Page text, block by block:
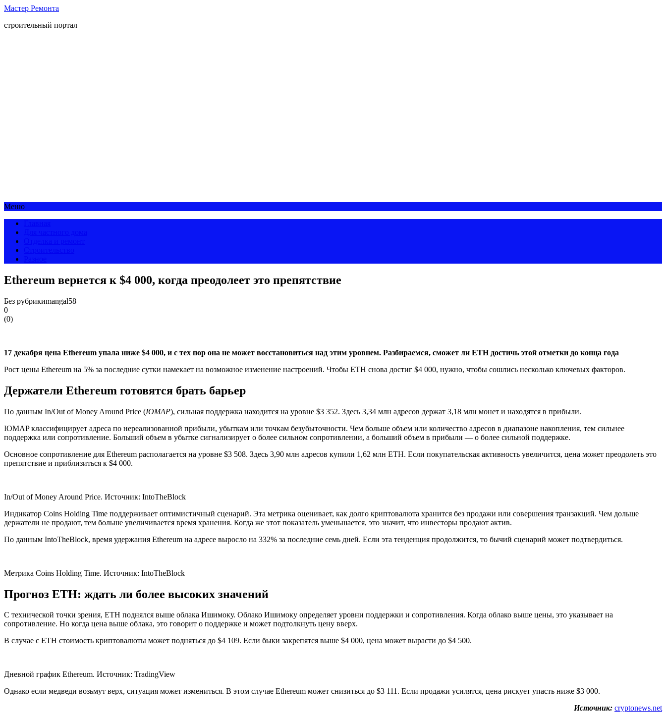
Мастер Ремонта
строительный портал
Меню
Ethereum вернется к $4 000, когда преодолеет это препятствие
Без рубрикиmangal58
0
(0)
17 декабря цена Ethereum упала ниже $4 000, и с тех пор она не может восстановиться над этим уровнем. Разбираемся, сможет ли ETH достичь этой отметки до конца года
Рост цены Ethereum на 5% за последние сутки намекает на возможное изменение настроений. Чтобы ETH снова достиг $4 000, нужно, чтобы сошлись несколько ключевых факторов.
Держатели Ethereum готовятся брать барьер
По данным In/Out of Money Around Price (IOMAP), сильная поддержка находится на уровне $3 352. Здесь 3,34 млн адресов держат 3,18 млн монет и находятся в прибыли.
IOMAP классифицирует адреса по нереализованной прибыли, убыткам или точкам безубыточности. Чем больше объем или количество адресов в диапазоне накопления, тем сильнее
поддержка или сопротивление. Больший объем в убытке сигнализирует о более сильном сопротивлении, а больший объем в прибыли — о более сильной поддержке.
Основное сопротивление для Ethereum располагается на уровне $3 508. Здесь 3,90 млн адресов купили 1,62 млн ETH. Если покупательская активность увеличится, цена может преодолеть это
препятствие и приблизиться к $4 000.
In/Out of Money Around Price. Источник: IntoTheBlock
Индикатор Coins Holding Time поддерживает оптимистичный сценарий. Эта метрика оценивает, как долго криптовалюта хранится без продажи или совершения транзакций. Чем дольше
держатели не продают, тем больше увеличивается время хранения. Когда же этот показатель уменьшается, это значит, что инвесторы продают актив.
По данным IntoTheBlock, время удержания Ethereum на адресе выросло на 332% за последние семь дней. Если эта тенденция продолжится, то бычий сценарий может подтвердиться.
Метрика Coins Holding Time. Источник: IntoTheBlock
Прогноз ETH: ждать ли более высоких значений
С технической точки зрения, ETH поднялся выше облака Ишимоку. Облако Ишимоку определяет уровни поддержки и сопротивления. Когда облако выше цены, это указывает на
сопротивление. Но когда цена выше облака, это говорит о поддержке и может подтолкнуть цену вверх.
В случае с ETH стоимость криптовалюты может подняться до $4 109. Если быки закрепятся выше $4 000, цена может вырасти до $4 500.
Дневной график Ethereum. Источник: TradingView
Однако если медведи возьмут верх, ситуация может измениться. В этом случае Ethereum может снизиться до $3 111. Если продажи усилятся, цена рискует упасть ниже $3 000.
Источник: cryptonews.net